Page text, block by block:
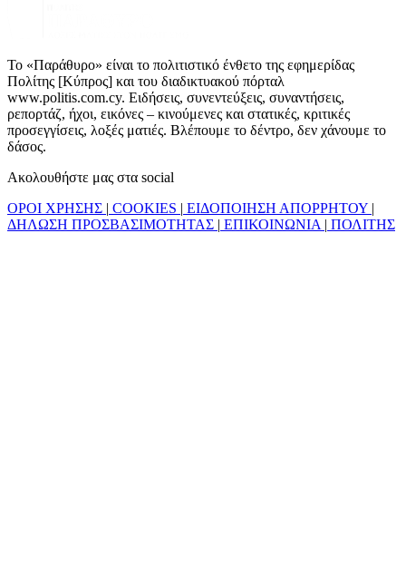
Το «Παράθυρο» είναι το πολιτιστικό ένθετο της εφημερίδας
Πολίτης [Κύπρος] και του διαδικτυακού πόρταλ
www.politis.com.cy. Ειδήσεις, συνεντεύξεις, συναντήσεις,
ρεπορτάζ, ήχοι, εικόνες – κινούμενες και στατικές, κριτικές
προσεγγίσεις, λοξές ματιές. Βλέπουμε το δέντρο, δεν χάνουμε το
δάσος.
Ακολουθήστε μας στα social
ΟΡΟΙ ΧΡΗΣΗΣ | COOKIES | ΕΙΔΟΠΟΙΗΣΗ ΑΠΟΡΡΗΤΟΥ |
ΔΗΛΩΣΗ ΠΡΟΣΒΑΣΙΜΟΤΗΤΑΣ | ΕΠΙΚΟΙΝΩΝΙΑ | ΠΟΛΙΤΗΣ